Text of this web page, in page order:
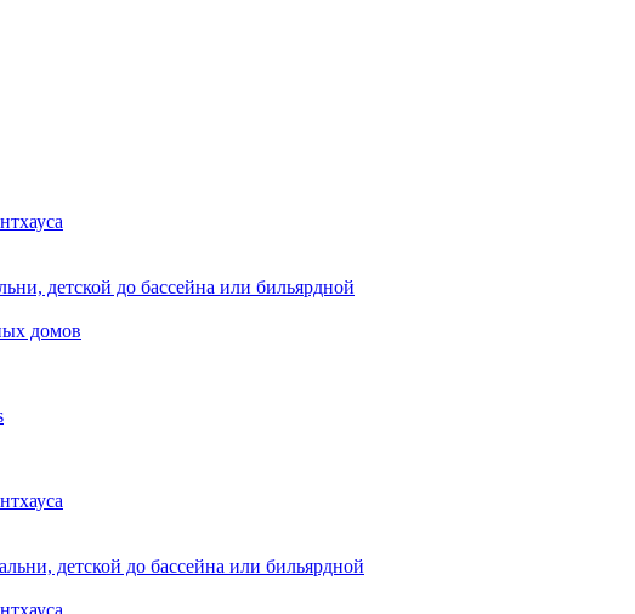
детской до бассейна или бильярдной
домов
детской до бассейна или бильярдной